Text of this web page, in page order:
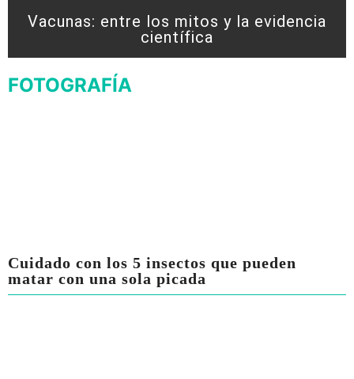
Vacunas: entre los mitos y la evidencia
científica
FOTOGRAFÍA
Cuidado con los 5 insectos que pueden
matar con una sola picada